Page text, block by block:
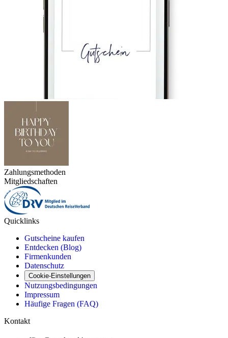
Zahlungsmethoden
Mitgliedschaften
Quicklinks
Gutscheine kaufen
Entdecken (Blog)
Firmenkunden
Datenschutz
Cookie-Einstellungen
Nutzungsbedingungen
Impressum
Häufige Fragen (FAQ)
Kontakt